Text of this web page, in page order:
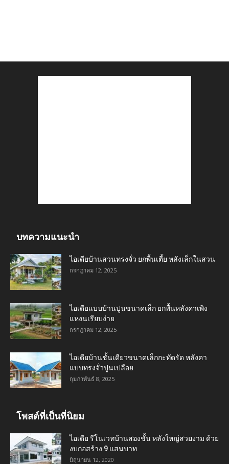
บทความแนะนำ
ไอเดียบ้านสวนทรงจั่ว ยกพื้นเตี้ย หลังเล็กในสวน
กรกฎาคม 12, 2025
ไอเดียแบบบ้านปูนขนาดเล็ก ยกพื้นหลังคาเพิง
แหงนเรียบง่าย
กรกฎาคม 12, 2025
ไอเดียบ้านชั้นเดียวขนาดเล็กกะทัดรัด หลังคา
แบบทรงจั่วปูนเปลือย
กุมภาพันธ์ 8, 2025
โพสต์ที่เป็นที่นิยม
ไอเดีย รีโนเวทบ้านสองชั้น หลังใหญ่สวยงาม ด้วย
งบก่อสร้าง 9 แสนบาท
มิถุนายน 12, 2020